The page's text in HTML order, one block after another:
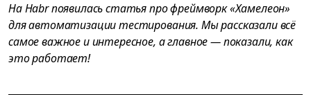
На Habr появилась статья про фреймворк «Хамелеон»
для автоматизации тестирования. Мы рассказали всё
самое важное и интересное, а главное — показали, как
это работает!